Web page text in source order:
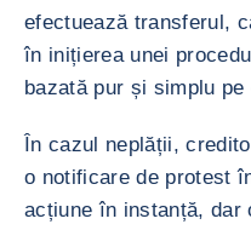
efectuează transferul,
în inițierea unei
bazată pur și simplu
În cazul neplății,
o notificare de protest
acțiune în instanță, dar